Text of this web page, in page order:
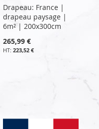
Drapeau: France |
drapeau paysage |
6m² | 200x300cm
265,99 €
223,52 €